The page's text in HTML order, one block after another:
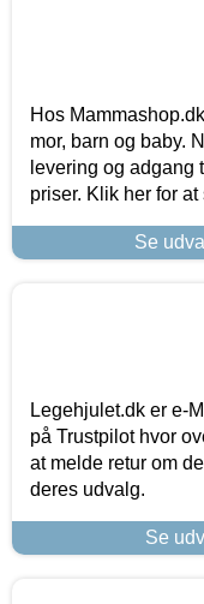
Hos
mor, barn og baby.
levering og adgang
priser. Klik her for
Se
Legehjulet.dk er e-
på Trustpilot hvor
at melde retur om
deres udvalg.
Se